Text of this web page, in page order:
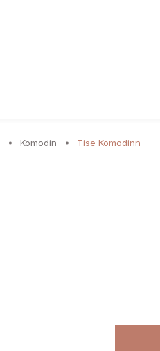
Komodin Tise Komodinn